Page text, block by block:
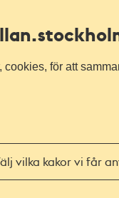
för att
vilka kakor vi får